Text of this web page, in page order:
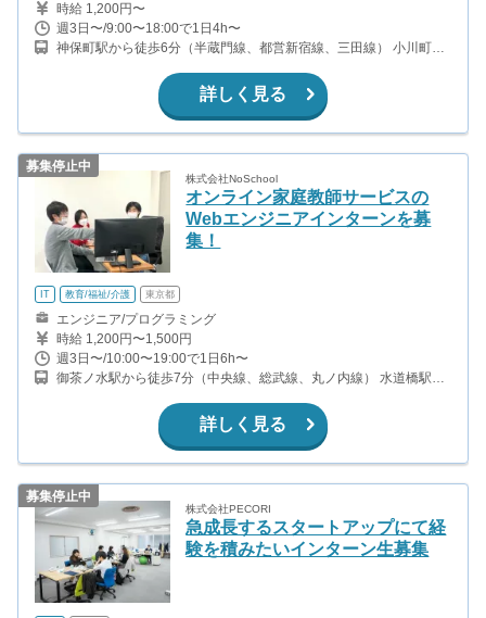
時給 1,200円〜
週3日〜/9:00〜18:00で1日4h〜
神保町駅から徒歩6分（半蔵門線、都営新宿線、三田線） 小川町駅
水駅から徒歩10分（中央線）
詳しく見る
募集停止中
株式会社NoSchool
オンライン家庭教師サービスの
Webエンジニアインターンを募
集！
IT 教育/福祉/介護 東京都
エンジニア/プログラミング
時給 1,200円〜1,500円
週3日〜/10:00〜19:00で1日6h〜
御茶ノ水駅から徒歩7分（中央線、総武線、丸ノ内線） 水道橋駅か
（丸ノ内線、大江戸線）
詳しく見る
募集停止中
株式会社PECORI
急成長するスタートアップにて経
験を積みたいインターン生募集